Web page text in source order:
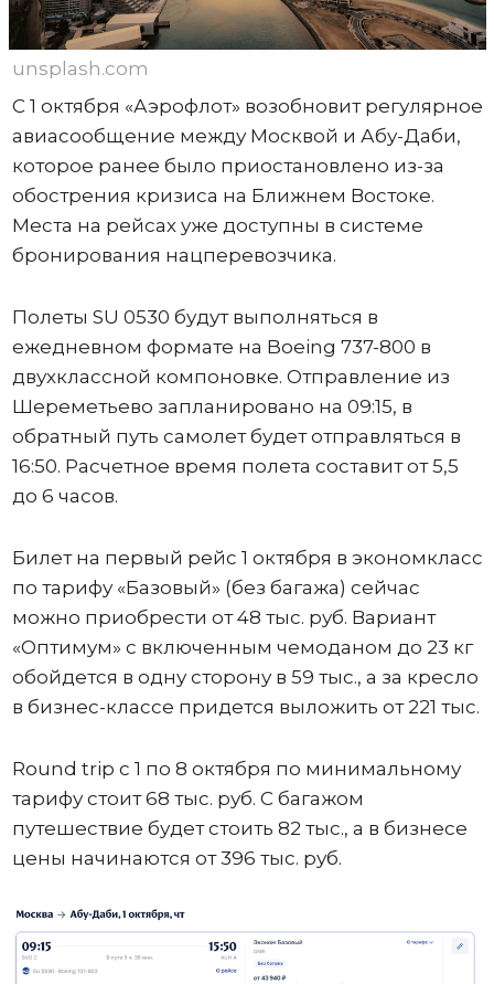
unsplash.com
С 1 октября «Аэрофлот» возобновит регулярное
авиасообщение между Москвой и Абу-Даби,
которое ранее было приостановлено из-за
обострения кризиса на Ближнем Востоке.
Места на рейсах уже доступны в системе
бронирования нацперевозчика.
Полеты SU 0530 будут выполняться в
ежедневном формате на Boeing 737-800 в
двухклассной компоновке. Отправление из
Шереметьево запланировано на 09:15, в
обратный путь самолет будет отправляться в
16:50. Расчетное время полета составит от 5,5
до 6 часов.
Билет на первый рейс 1 октября в экономкласс
по тарифу «Базовый» (без багажа) сейчас
можно приобрести от 48 тыс. руб. Вариант
«Оптимум» с включенным чемоданом до 23 кг
обойдется в одну сторону в 59 тыс., а за кресло
в бизнес-классе придется выложить от 221 тыс.
Round trip с 1 по 8 октября по минимальному
тарифу стоит 68 тыс. руб. С багажом
путешествие будет стоить 82 тыс., а в бизнесе
цены начинаются от 396 тыс. руб.